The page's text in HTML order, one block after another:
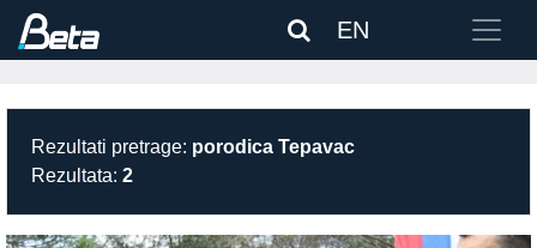
EN
Rezultati pretrage: porodica Tepavac
Rezultata: 2